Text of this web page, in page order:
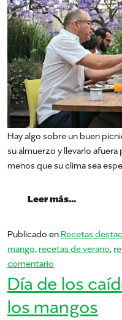
Hay algo sobre un buen
su almuerzo y llevarlo
menos que su clima sea
Leer más…
Publicado enRecetas
mango, recetas de verano,
comentario
Día de los
los mangos